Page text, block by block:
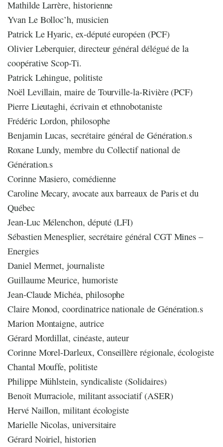
Mathilde Larrère, historienne
Yvan Le Bolloc’h, musicien
Patrick Le Hyaric, ex-député européen (PCF)
Olivier Leberquier, directeur général délégué de la
coopérative Scop-Ti.
Patrick Lehingue, politiste
Noël Levillain, maire de Tourville-la-Rivière (PCF)
Pierre Lieutaghi, écrivain et ethnobotaniste
Frédéric Lordon, philosophe
Benjamin Lucas, secrétaire général de Génération.s
Roxane Lundy, membre du Collectif national de
Génération.s
Corinne Masiero, comédienne
Caroline Mecary, avocate aux barreaux de Paris et du
Québec
Jean-Luc Mélenchon, député (LFI)
Sébastien Menesplier, secrétaire général CGT Mines –
Energies
Daniel Mermet, journaliste
Guillaume Meurice, humoriste
Jean-Claude Michéa, philosophe
Claire Monod, coordinatrice nationale de Génération.s
Marion Montaigne, autrice
Gérard Mordillat, cinéaste, auteur
Corinne Morel-Darleux, Conseillère régionale, écologiste
Chantal Mouffe, politiste
Philippe Mühlstein, syndicaliste (Solidaires)
Benoît Murraciole, militant associatif (ASER)
Hervé Naillon, militant écologiste
Marielle Nicolas, universitaire
Gérard Noiriel, historien